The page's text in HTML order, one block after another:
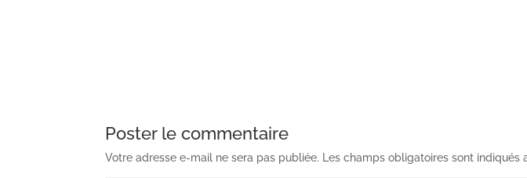
Poster le commentaire
Votre adresse e-mail ne sera pas publiée. Les champs obligatoires sont indiqués